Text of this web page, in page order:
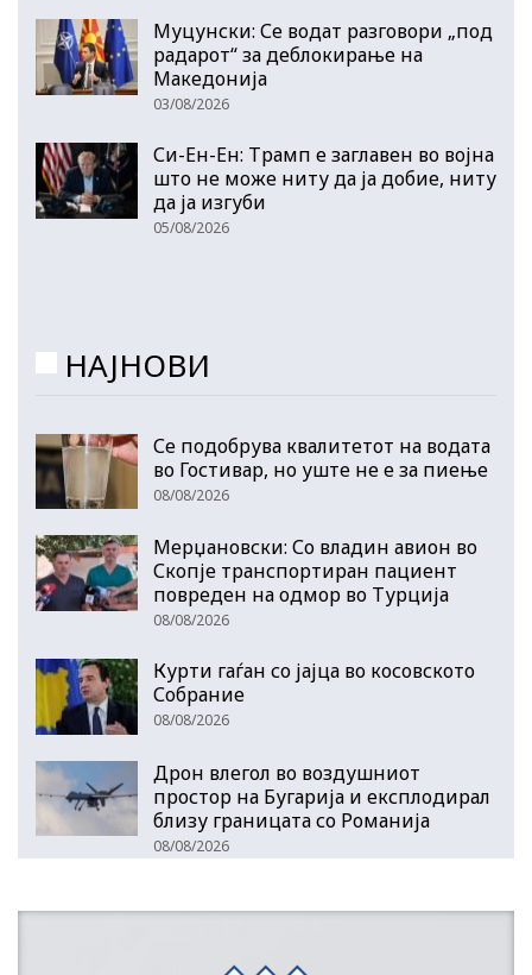
Муцунски: Се водат разговори „под
радарот“ за деблокирање на
Македонија
03/08/2026
Си-Ен-Ен: Трамп е заглавен во војна
што не може ниту да ја добие, ниту
да ја изгуби
05/08/2026
НАЈНОВИ
Се подобрува квалитетот на водата
во Гостивар, но уште не е за пиење
08/08/2026
Мерџановски: Со владин авион во
Скопје транспортиран пациент
повреден на одмор во Турција
08/08/2026
Курти гаѓан со јајца во косовското
Собрание
08/08/2026
Дрон влегол во воздушниот
простор на Бугарија и експлодирал
близу границата со Романија
08/08/2026